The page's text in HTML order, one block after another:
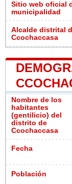
Sitio web oficial
municipalidad
Alcalde distrital
Ccochaccasa
Nombre de los
habitantes
(gentilicio) del
distrito de
Ccochaccasa
Fecha
Población